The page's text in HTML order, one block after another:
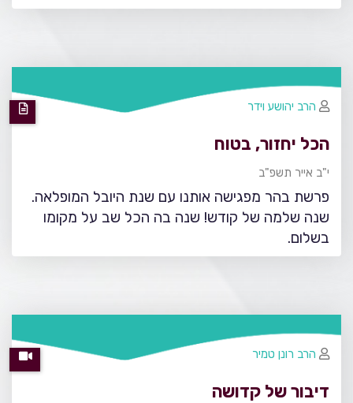
הכל יחזור, בטוח
י"ב אייר תשפ"ב
פרשת בהר מפגישה אותנו עם שנת היובל המופלאה.
שנה שלמה של קודש! שנה בה הכל שב על מקומו
בשלום.
הרב יהושע וידר
דיבור של קדושה
הרב רונן טמיר